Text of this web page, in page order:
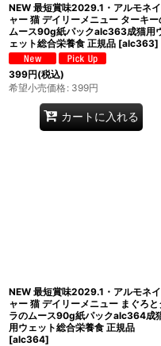
NEW 最短賞味2029.1・アルモネ
ャー 猫 デイリーメニュー ターキー
ムース90g紙パックalc363成猫用
ェット総合栄養食 正規品 [alc363]
399円(税込)
希望小売価格: 399円
カートに入れる
NEW 最短賞味2029.1・アルモネ
ャー 猫 デイリーメニュー まぐろと
ラのムース90g紙パックalc364成
用ウェット総合栄養食 正規品
[alc364]